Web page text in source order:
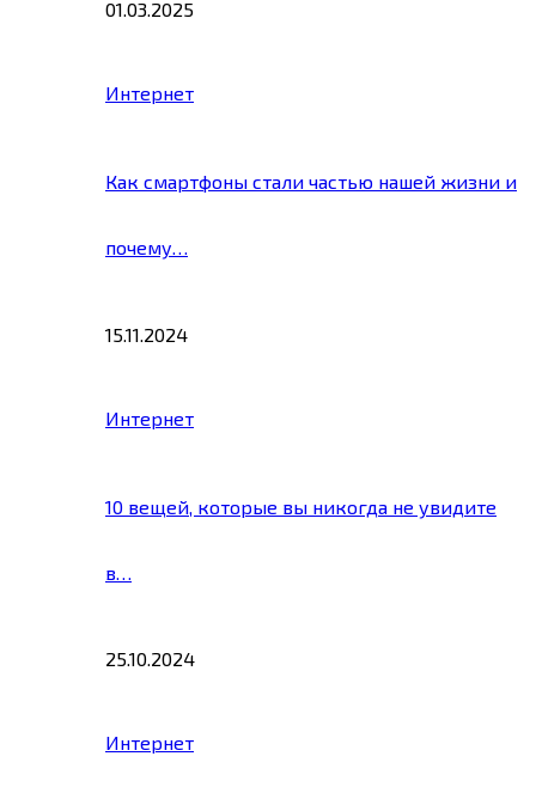
01.03.2025
Интернет
Как смартфоны стали частью нашей жизни и
почему…
15.11.2024
Интернет
10 вещей, которые вы никогда не увидите
в…
25.10.2024
Интернет